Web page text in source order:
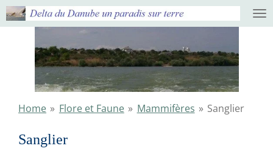
Ga
direct
hoofdinhoud
Home » Flore et Faune » Mammifères » Sanglier
Sanglier